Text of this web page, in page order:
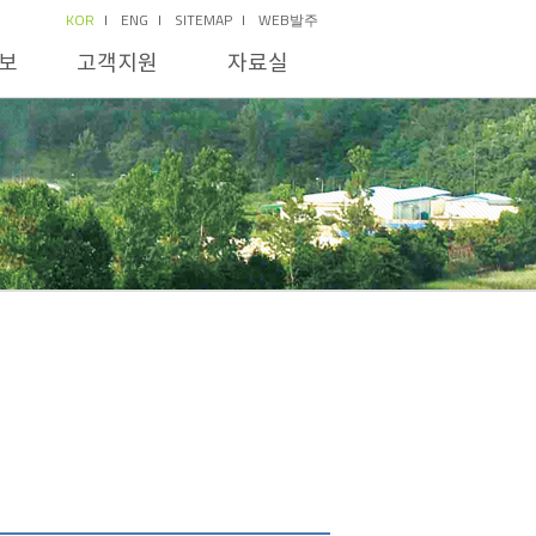
KOR ENG SITEMAP WEB발주
고객지원 자료실